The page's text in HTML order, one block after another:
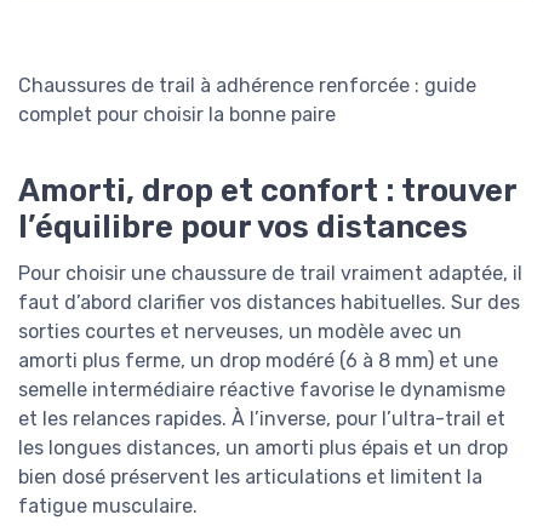
Chaussures de trail à adhérence renforcée : guide
complet pour choisir la bonne paire
Amorti, drop et confort : trouver
l’équilibre pour vos distances
Pour choisir une chaussure de trail vraiment adaptée, il
faut d’abord clarifier vos distances habituelles. Sur des
sorties courtes et nerveuses, un modèle avec un
amorti plus ferme, un drop modéré (6 à 8 mm) et une
semelle intermédiaire réactive favorise le dynamisme
et les relances rapides. À l’inverse, pour l’ultra-trail et
les longues distances, un amorti plus épais et un drop
bien dosé préservent les articulations et limitent la
fatigue musculaire.